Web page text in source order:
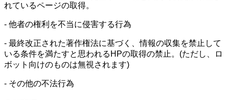
れているページの取得。
- 他者の権利を不当に侵害する行為
- 最終改正された著作権法に基づく、情報の収集を禁止して
いる条件を満たすと思われるHPの取得の禁止。(ただし、ロ
ボット向けのものは無視されます)
- その他の不法行為